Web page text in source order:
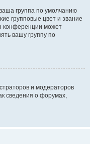
группа по умолчанию
групповые цвет и звание
конференции может
вашу группу по
и модераторов
сведения о форумах,